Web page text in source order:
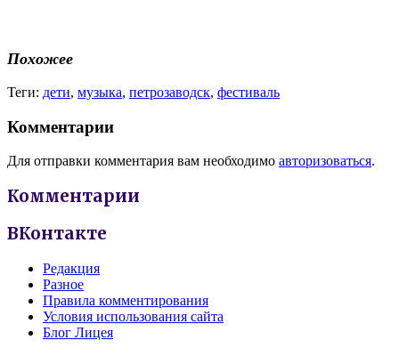
Похожее
Теги: дети, музыка, петрозаводск, фестиваль
Комментарии
Для отправки комментария вам необходимо авторизоваться.
Комментарии
ВКонтакте
Редакция
Разное
Правила комментирования
Условия использования сайта
Блог Лицея